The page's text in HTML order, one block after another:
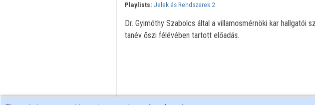
Playlists: Jelek és Rendszerek 2.
Dr. Gyimóthy Szabolcs által a villamosmérnöki kar
tanév őszi félévében tartott előadás.